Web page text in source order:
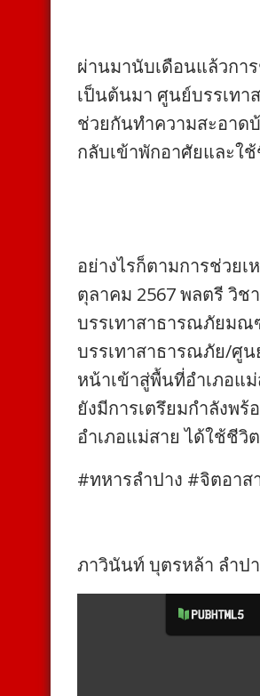
ผ่านมานับเดือนแล้วกา
เป็นต้นมา ศูนย์บรรเท
ช่วยกันทำความสะอาด
กลับเข้าพักอาศัยและใ
อย่างไรก็ตามการช่วย
ตุลาคม 2567 พลตรี วิ
บรรเทาสาธารณภัยมณ
บรรเทาสาธารณภัย/ศู
หน้าเข้าสู่พื้นที่อำเภอแ
ยังมีการเตรึยมกำลังพ
อำเภอแม่สาย ได้ใช้ชีวิ
#ทหารลำปาง #จิตอา
ภาวินันท์ บุตรหล้า ลำป